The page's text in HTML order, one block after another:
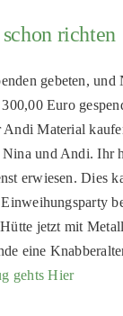
richten
gebeten, und
Euro
Andi Material
und Andi. Ihr
erwiesen. Dies
jetzt mit
eine
gehts Hier